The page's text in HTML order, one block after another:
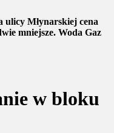
ulicy Młynarskiej cena
mniejsze. Woda Gaz
w bloku